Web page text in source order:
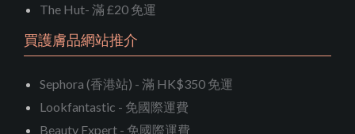
The Hut- 滿 £20 免運
買護膚品網站推介
Sephora (香港站) - 滿 HK$350 免運
Lookfantastic - 免國際運費
Beauty Expert - 免國際運費